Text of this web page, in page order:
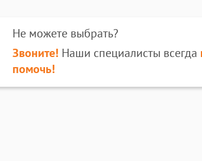
Не можете выбрать?
Звоните! Наши специалисты всегда
помочь!